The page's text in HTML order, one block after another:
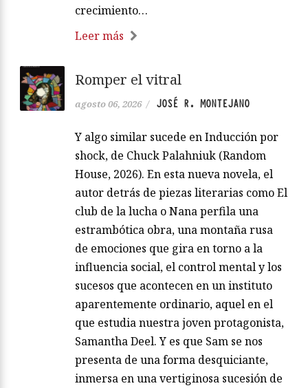
crecimiento…
Leer más
Romper el vitral
agosto 06, 2026 / JOSÉ R. MONTEJANO
Y algo similar sucede en Inducción por
shock, de Chuck Palahniuk (Random
House, 2026). En esta nueva novela, el
autor detrás de piezas literarias como El
club de la lucha o Nana perfila una
estrambótica obra, una montaña rusa
de emociones que gira en torno a la
influencia social, el control mental y los
sucesos que acontecen en un instituto
aparentemente ordinario, aquel en el
que estudia nuestra joven protagonista,
Samantha Deel. Y es que Sam se nos
presenta de una forma desquiciante,
inmersa en una vertiginosa sucesión de